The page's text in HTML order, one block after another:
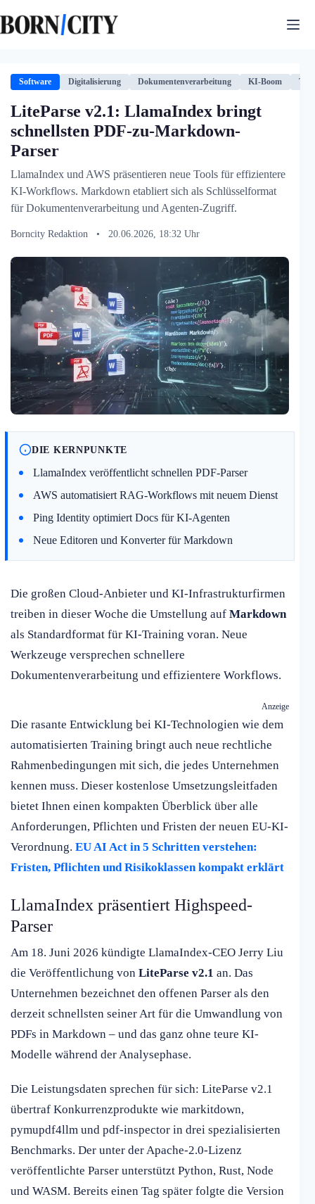
Inhalt
springen
Software Digitalisierung Dokumentenverarbeitung KI-Boom
LiteParse v2.1: LlamaIndex bringt
schnellsten PDF-zu-Markdown-
Parser
LlamaIndex und AWS präsentieren neue Tools für effizientere
KI-Workflows. Markdown etabliert sich als Schlüsselformat
für Dokumentenverarbeitung und Agenten-Zugriff.
Borncity Redaktion • 20.06.2026, 18:32 Uhr
DIE KERNPUNKTE
LlamaIndex veröffentlicht schnellen PDF-Parser
AWS automatisiert RAG-Workflows mit neuem Dienst
Ping Identity optimiert Docs für KI-Agenten
Neue Editoren und Konverter für Markdown
Die großen Cloud-Anbieter und KI-Infrastrukturfirmen
treiben in dieser Woche die Umstellung auf Markdown
als Standardformat für KI-Training voran. Neue
Werkzeuge versprechen schnellere
Dokumentenverarbeitung und effizientere Workflows.
Anzeige
Die rasante Entwicklung bei KI-Technologien wie dem
automatisierten Training bringt auch neue rechtliche
Rahmenbedingungen mit sich, die jedes Unternehmen
kennen muss. Dieser kostenlose Umsetzungsleitfaden
bietet Ihnen einen kompakten Überblick über alle
Anforderungen, Pflichten und Fristen der neuen EU-KI-
Verordnung. EU AI Act in 5 Schritten verstehen:
Fristen, Pflichten und Risikoklassen kompakt erklärt
LlamaIndex präsentiert Highspeed-
Parser
Am 18. Juni 2026 kündigte LlamaIndex-CEO Jerry Liu
die Veröffentlichung von LiteParse v2.1 an. Das
Unternehmen bezeichnet den offenen Parser als den
derzeit schnellsten seiner Art für die Umwandlung von
PDFs in Markdown – und das ganz ohne teure KI-
Modelle während der Analysephase.
Die Leistungsdaten sprechen für sich: LiteParse v2.1
übertraf Konkurrenzprodukte wie markitdown,
pymupdf4llm und pdf-inspector in drei spezialisierten
Benchmarks. Der unter der Apache-2.0-Lizenz
veröffentlichte Parser unterstützt Python, Rust, Node
und WASM. Bereits einen Tag später folgte die Version